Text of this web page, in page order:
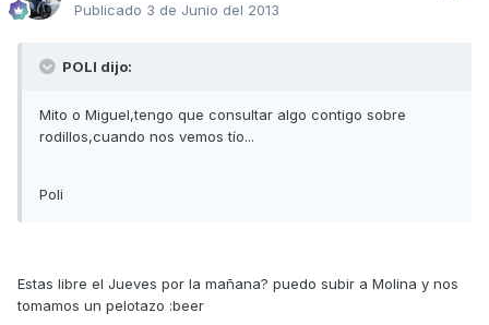
Publicado 3 de Junio del 2013
POLI dijo:
Mito o Miguel,tengo que consultar algo contigo sobre
rodillos,cuando nos vemos tío...
Poli
Estas libre el Jueves por la mañana? puedo subir a Molina y nos
tomamos un pelotazo :beer